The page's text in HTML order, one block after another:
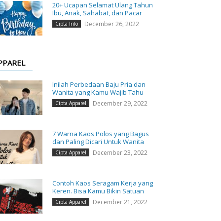
20+ Ucapan Selamat Ulang Tahun
Ibu, Anak, Sahabat, dan Pacar
Cipta Info December 26, 2022
Inilah Perbedaan Baju Pria dan
Wanita yang Kamu Wajib Tahu
Cipta Apparel December 29, 2022
7 Warna Kaos Polos yang Bagus
dan Paling Dicari Untuk Wanita
Cipta Apparel December 23, 2022
Contoh Kaos Seragam Kerja yang
Keren. Bisa Kamu Bikin Satuan
Cipta Apparel December 21, 2022